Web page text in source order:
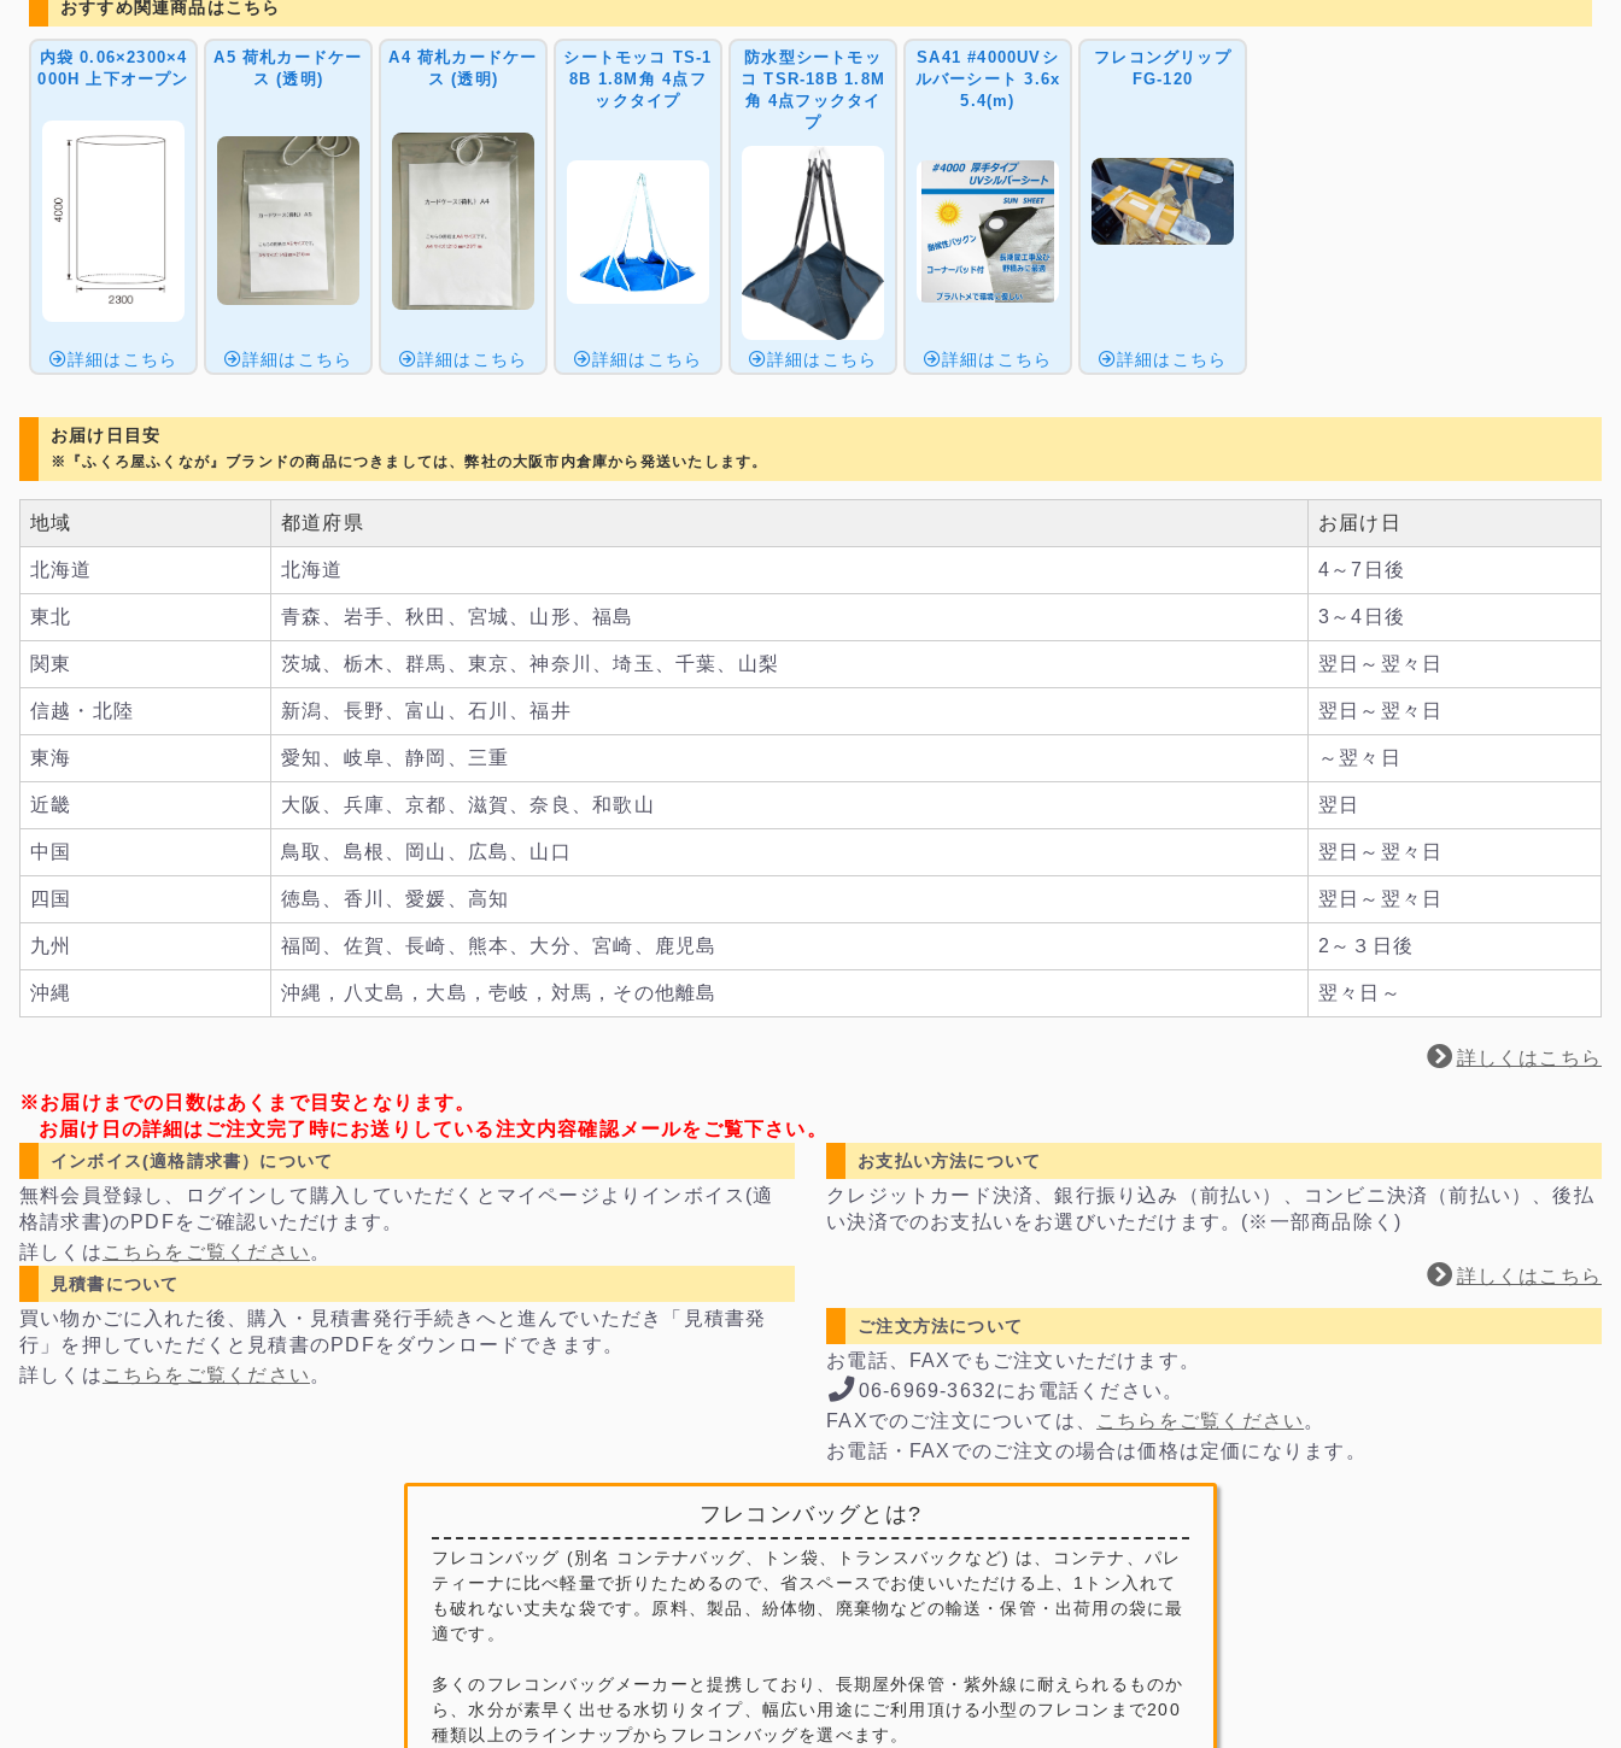
おすすめ関連商品はこちら
内袋 0.06×2300×4
000H 上下オープン
詳細はこちら
A5 荷札カードケー
ス (透明)
詳細はこちら
A4 荷札カードケー
ス (透明)
詳細はこちら
シートモッコ TS-1
8B 1.8M角 4点フ
ックタイプ
詳細はこちら
防水型シートモッ
コ TSR-18B 1.8M
角 4点フックタイ
プ
詳細はこちら
SA41 #4000UVシ
ルバーシート 3.6x
5.4(m)
詳細はこちら
フレコングリップ
FG-120
詳細はこちら
お届け日目安
※『ふくろ屋ふくなが』ブランドの商品につきましては、弊社の大阪市内倉庫から発送いたします。
地域 都道府県 お届け日
北海道 北海道 4～7日後
東北 青森、岩手、秋田、宮城、山形、福島 3～4日後
関東 茨城、栃木、群馬、東京、神奈川、埼玉、千葉、山梨 翌日～翌々日
信越・北陸 新潟、長野、富山、石川、福井 翌日～翌々日
東海 愛知、岐阜、静岡、三重 ～翌々日
近畿 大阪、兵庫、京都、滋賀、奈良、和歌山 翌日
中国 鳥取、島根、岡山、広島、山口 翌日～翌々日
四国 徳島、香川、愛媛、高知 翌日～翌々日
九州 福岡、佐賀、長崎、熊本、大分、宮崎、鹿児島 2～３日後
沖縄 沖縄，八丈島，大島，壱岐，対馬，その他離島 翌々日～
詳しくはこちら
※お届けまでの日数はあくまで目安となります。
お届け日の詳細はご注文完了時にお送りしている注文内容確認メールをご覧下さい。
インボイス(適格請求書）について
無料会員登録し、ログインして購入していただくとマイページよりインボイス(適
格請求書)のPDFをご確認いただけます。
詳しくは こちらをご覧ください 。
見積書について
買い物かごに入れた後、購入・見積書発行手続きへと進んでいただき「見積書発
行」を押していただくと見積書のPDFをダウンロードできます。
詳しくは こちらをご覧ください 。
お支払い方法について
クレジットカード決済、銀行振り込み（前払い）、コンビニ決済（前払い）、後払
い決済でのお支払いをお選びいただけます。(※一部商品除く)
詳しくはこちら
ご注文方法について
お電話、FAXでもご注文いただけます。
06-6969-3632にお電話ください。
FAXでのご注文については、
こちらをご覧ください 。
お電話・FAXでのご注文の場合は価格は定価になります。
フレコンバッグとは?
フレコンバッグ (別名 コンテナバッグ、トン袋、トランスバックなど) は、コンテナ、パレ
ティーナに比べ軽量で折りたためるので、省スペースでお使いいただける上、1トン入れて
も破れない丈夫な袋です。原料、製品、紛体物、廃棄物などの輸送・保管・出荷用の袋に最
適です。
多くのフレコンバッグメーカーと提携しており、長期屋外保管・紫外線に耐えられるものか
ら、水分が素早く出せる水切りタイプ、幅広い用途にご利用頂ける小型のフレコンまで200
種類以上のラインナップからフレコンバッグを選べます。